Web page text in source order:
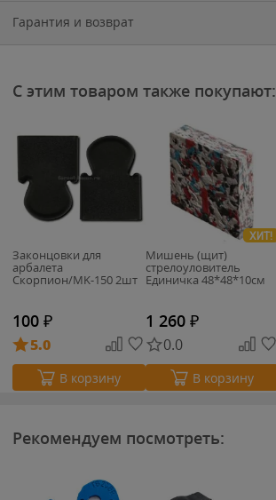
Гарантия и возврат
С этим товаром также покупают:
Законцовки для
арбалета
Скорпион/MK-150 2шт
100 ₽
5.0
В корзину
ХИТ!
Мишень (щит)
стрелоуловитель
Единичка 48*48*10см
1 260 ₽
0.0
В корзину
Рекомендуем посмотреть: